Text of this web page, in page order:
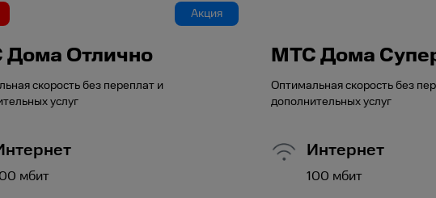
Акция
Отлично
скорость без переплат и
услуг
мбит
МТС Дома
Оптимальная скорость без
дополнительных услуг
Интернет
100 мбит